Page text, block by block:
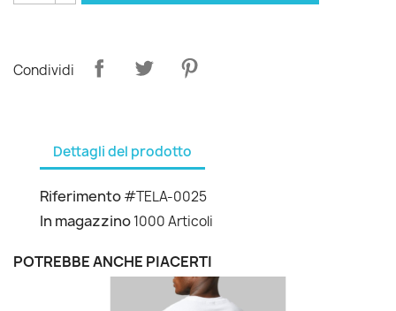
Condividi
Dettagli del prodotto
Riferimento#TELA-0025
In magazzino1000 Articoli
POTREBBE ANCHE PIACERTI